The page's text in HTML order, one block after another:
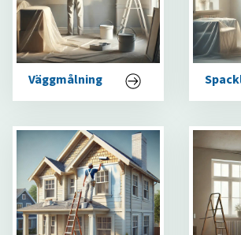
Väggmålning